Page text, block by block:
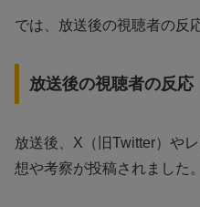
では、放送後の視聴者の反
放送後の視聴者の反応
放送後、X（旧Twitter）や
想や考察が投稿されました。